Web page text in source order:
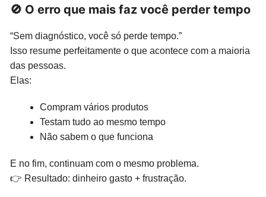
🚫 O erro que mais faz você perder tempo
“Sem diagnóstico, você só perde tempo.”
Isso resume perfeitamente o que acontece com a maioria
das pessoas.
Elas:
Compram vários produtos
Testam tudo ao mesmo tempo
Não sabem o que funciona
E no fim, continuam com o mesmo problema.
👉 Resultado: dinheiro gasto + frustração.